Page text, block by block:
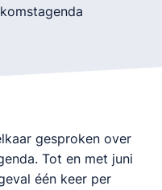
gesproken over
Tot en met juni
één keer per